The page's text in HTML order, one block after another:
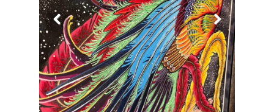
Previous Next